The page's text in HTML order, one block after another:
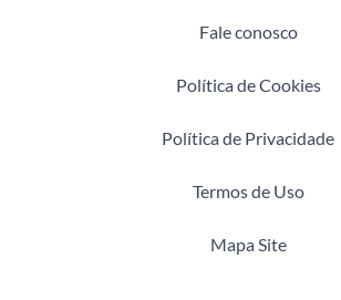
Fale conosco
Política de Cookies
Política de Privacidade
Termos de Uso
Mapa Site